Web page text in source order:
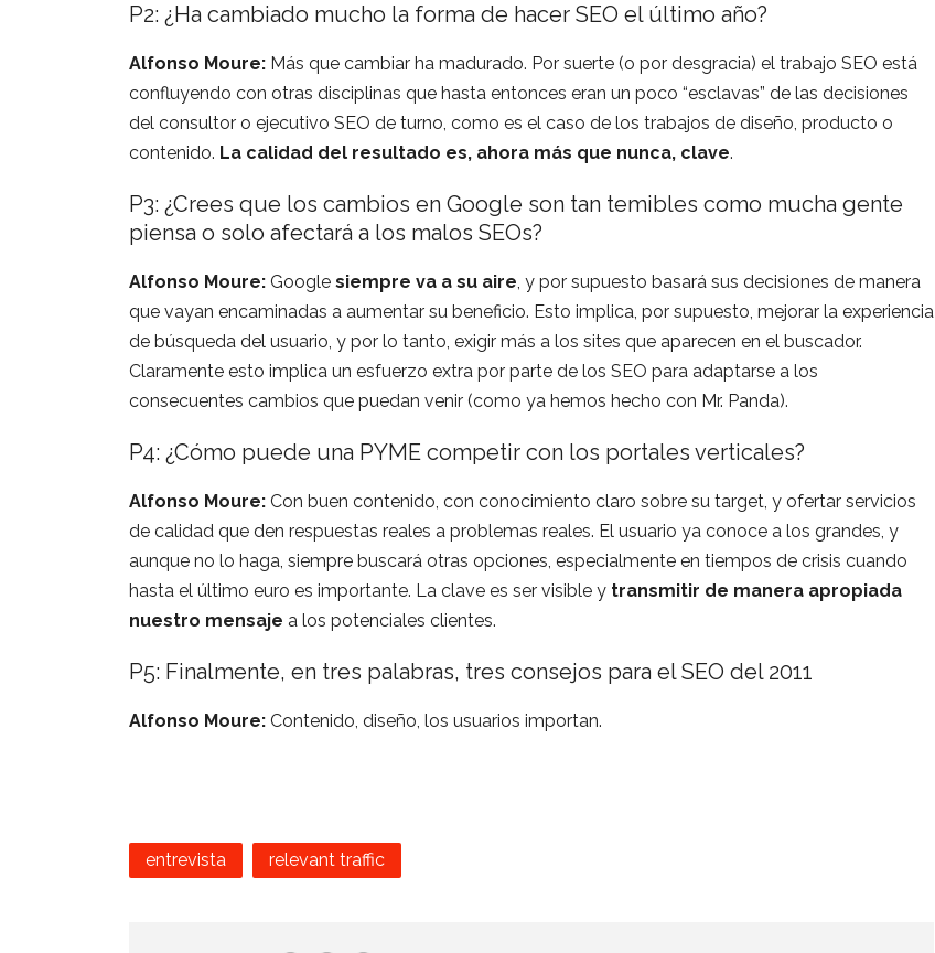
P2: ¿Ha cambiado mucho la forma de hacer SEO el último año?
Alfonso Moure: Más que cambiar ha madurado. Por suerte (o por desgracia) el trabajo SEO está
confluyendo con otras disciplinas que hasta entonces eran un poco “esclavas” de las decisiones
del consultor o ejecutivo SEO de turno, como es el caso de los trabajos de diseño, producto o
contenido. La calidad del resultado es, ahora más que nunca, clave.
P3: ¿Crees que los cambios en Google son tan temibles como mucha gente
piensa o solo afectará a los malos SEOs?
Alfonso Moure: Google siempre va a su aire, y por supuesto basará sus decisiones de manera
que vayan encaminadas a aumentar su beneficio. Esto implica, por supuesto, mejorar la experiencia
de búsqueda del usuario, y por lo tanto, exigir más a los sites que aparecen en el buscador.
Claramente esto implica un esfuerzo extra por parte de los SEO para adaptarse a los
consecuentes cambios que puedan venir (como ya hemos hecho con Mr. Panda).
P4: ¿Cómo puede una PYME competir con los portales verticales?
Alfonso Moure: Con buen contenido, con conocimiento claro sobre su target, y ofertar servicios
de calidad que den respuestas reales a problemas reales. El usuario ya conoce a los grandes, y
aunque no lo haga, siempre buscará otras opciones, especialmente en tiempos de crisis cuando
hasta el último euro es importante. La clave es ser visible y transmitir de manera apropiada
nuestro mensaje a los potenciales clientes.
P5: Finalmente, en tres palabras, tres consejos para el SEO del 2011
Alfonso Moure: Contenido, diseño, los usuarios importan.
entrevista relevant traffic